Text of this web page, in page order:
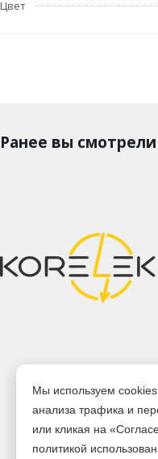
Цвет
Ранее вы смотрели
Мы используем
анализа трафика и
или кликая на
политикой